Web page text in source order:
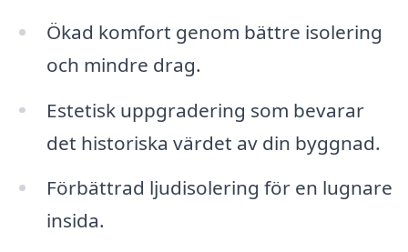
Ökad komfort genom bättre isolering
och mindre drag.
Estetisk uppgradering som bevarar
det historiska värdet av din byggnad.
Förbättrad ljudisolering för en lugnare
insida.